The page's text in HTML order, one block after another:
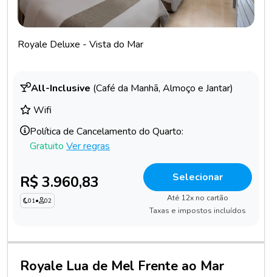
Royale Deluxe - Vista do Mar
All-Inclusive (Café da Manhã, Almoço e Jantar)
Wifi
Política de Cancelamento do Quarto:
Gratuito Ver regras
R$ 3.960,83
01• 02
Selecionar
Até 12x no cartão
Taxas e impostos incluídos
Royale Lua de Mel Frente ao Mar